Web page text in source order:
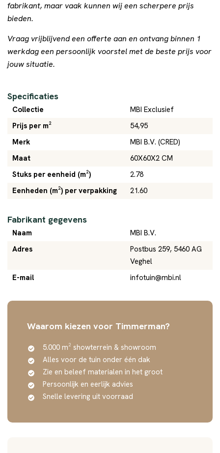
fabrikant, maar vaak kunnen wij een scherpere prijs
bieden.
Vraag vrijblijvend een offerte aan en ontvang binnen 1
werkdag een persoonlijk voorstel met de beste prijs voor
jouw situatie.
Specificaties
Collectie
MBI Exclusief
Prijs per m²
54,95
Merk
MBI B.V. (CRED)
Maat
60X60X2 CM
Stuks per eenheid (m²)
2.78
Eenheden (m²) per verpakking
21.60
Fabrikant gegevens
Naam
MBI B.V.
Adres
Postbus 259, 5460 AG
Veghel
E-mail
infotuin@mbi.nl
Waarom kiezen voor Timmerman?
5.000 m² showterrein & showroom
Alles voor de tuin onder één dak
Zie en beleef materialen in het groot
Persoonlijk en eerlijk advies
Snelle levering uit voorraad